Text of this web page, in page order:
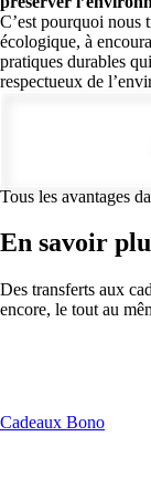
C’est pourquoi nous
écologique, à
pratiques durables
respectueux de
Tous les avantages
En savoir
Des transferts aux
encore, le tout au
Cadeaux Bono